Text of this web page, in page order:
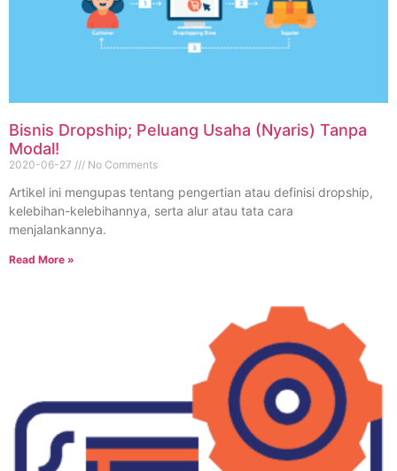
Bisnis Dropship; Peluang Usaha (Nyaris) Tanpa
Modal!
2020-06-27 No Comments
Artikel ini mengupas tentang pengertian atau definisi dropship,
kelebihan-kelebihannya, serta alur atau tata cara
menjalankannya.
Read More »